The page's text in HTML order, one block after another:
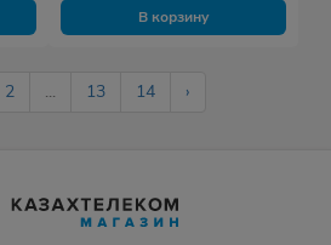
В корзину
2 ... 13 14 ›